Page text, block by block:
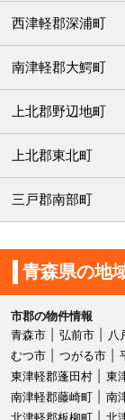
西津軽郡深浦町
南津軽郡大鰐町
上北郡野辺地町
上北郡東北町
三戸郡南部町
青森県の地
市郡の物件情報
青森市
弘前市 八
むつ市
つがる市
東津軽郡蓬田村
東
南津軽郡藤崎町
南
北津軽郡板柳町
北